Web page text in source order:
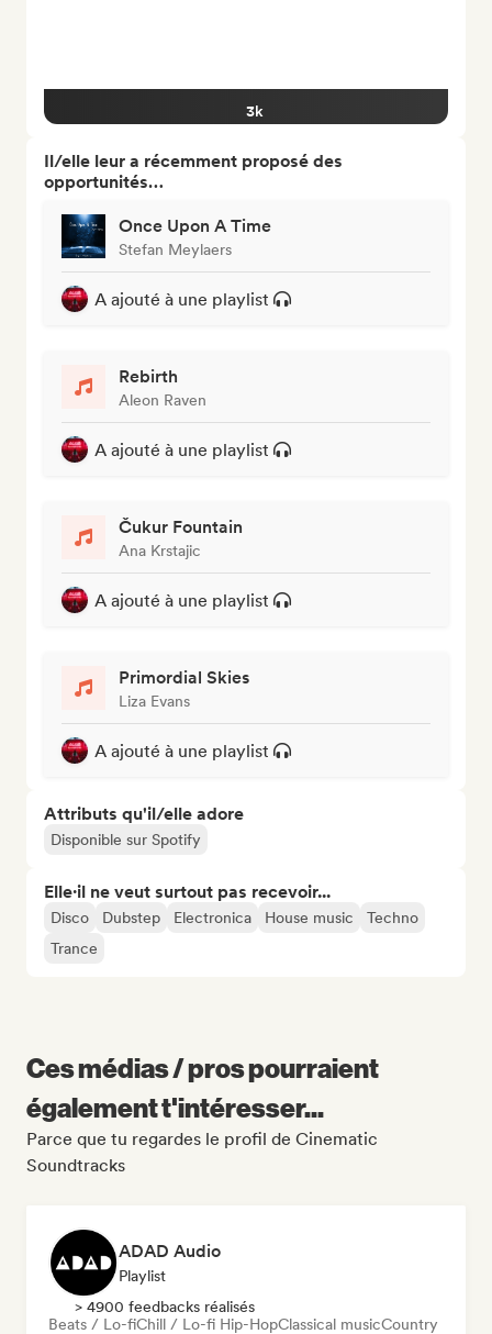
3k
Il/elle leur a récemment proposé des
opportunités…
Once Upon A Time
Stefan Meylaers
A ajouté à une playlist
Rebirth
Aleon Raven
A ajouté à une playlist
Čukur Fountain
Ana Krstajic
A ajouté à une playlist
Primordial Skies
Liza Evans
A ajouté à une playlist
Attributs qu'il/elle adore
Disponible sur Spotify
Elle·il ne veut surtout pas recevoir...
Disco Dubstep Electronica House music
Techno
Trance
Ces médias / pros pourraient
également t'intéresser...
Parce que tu regardes le profil de Cinematic
Soundtracks
ADAD Audio
Playlist
> 4900 feedbacks réalisés
Beats / Lo-fiChill / Lo-fi Hip-HopClassical musicCountry